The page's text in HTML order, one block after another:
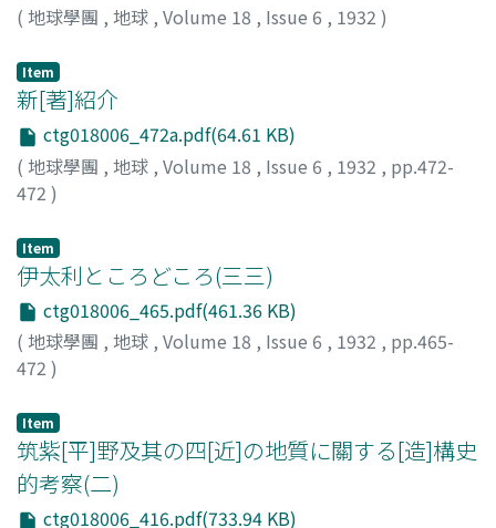
( 地球學團 , 地球 , Volume 18 , Issue 6 , 1932 )
Item
新[著]紹介
ctg018006_472a.pdf(64.61 KB)
( 地球學團 , 地球 , Volume 18 , Issue 6 , 1932 , pp.472-
472 )
Item
伊太利ところどころ(三三)
ctg018006_465.pdf(461.36 KB)
( 地球學團 , 地球 , Volume 18 , Issue 6 , 1932 , pp.465-
472 )
Item
筑紫[平]野及其の四[近]の地質に關する[造]構史
的考察(二)
ctg018006_416.pdf(733.94 KB)